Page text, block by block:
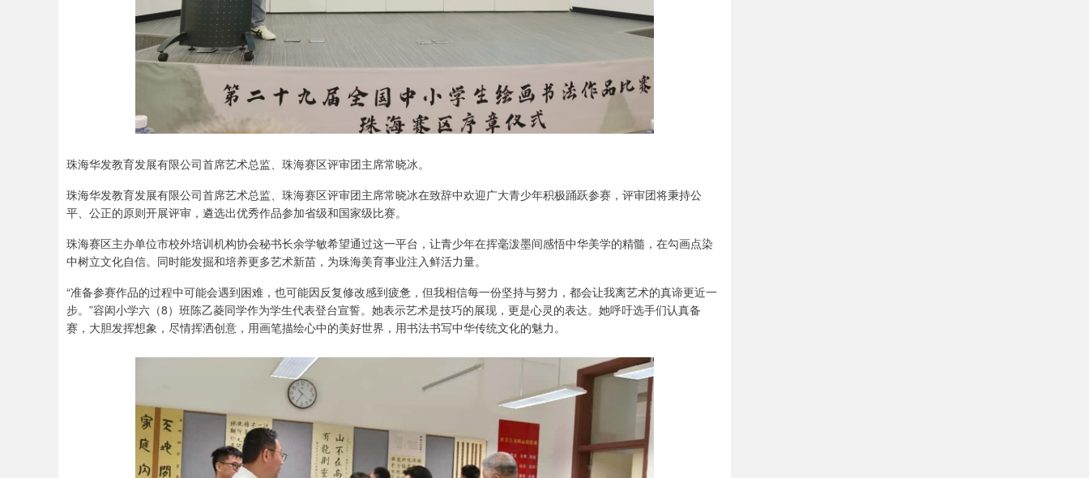
珠海华发教育发展有限公司首席艺术总监、珠海赛区评审团主席常晓冰。
珠海华发教育发展有限公司首席艺术总监、珠海赛区评审团主席常晓冰在致辞中欢迎广大青少年积极踊跃参赛，评审团将秉持公
平、公正的原则开展评审，遴选出优秀作品参加省级和国家级比赛。
珠海赛区主办单位市校外培训机构协会秘书长余学敏希望通过这一平台，让青少年在挥毫泼墨间感悟中华美学的精髓，在勾画点染
中树立文化自信。同时能发掘和培养更多艺术新苗，为珠海美育事业注入鲜活力量。
“准备参赛作品的过程中可能会遇到困难，也可能因反复修改感到疲惫，但我相信每一份坚持与努力，都会让我离艺术的真谛更近一
步。”容闳小学六（8）班陈乙菱同学作为学生代表登台宣誓。她表示艺术是技巧的展现，更是心灵的表达。她呼吁选手们认真备
赛，大胆发挥想象，尽情挥洒创意，用画笔描绘心中的美好世界，用书法书写中华传统文化的魅力。